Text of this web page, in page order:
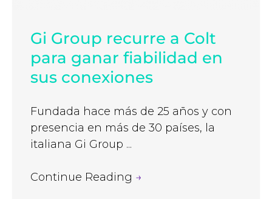
Gi Group recurre a Colt
para ganar fiabilidad en
sus conexiones
Fundada hace más de 25 años y con
presencia en más de 30 países, la
italiana Gi Group ...
Continue Reading →